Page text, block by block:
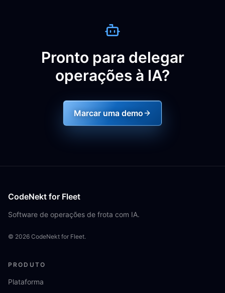
Pronto para delegar
operações à IA?
Marcar uma demo
CodeNekt for Fleet
Software de operações de frota com IA.
© 2026 CodeNekt for Fleet.
PRODUTO
Plataforma